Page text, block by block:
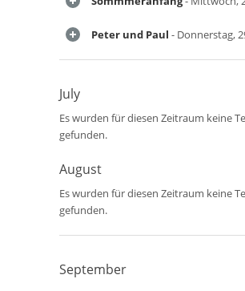
Peter und Paul - Donnerstag,
July
Es wurden für diesen Zeitraum keine
gefunden.
August
Es wurden für diesen Zeitraum keine
gefunden.
September